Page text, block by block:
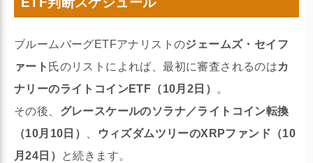
ブルームバーグETFアナリストのジェームズ・セイフ
ァート 氏のリストによれば、最初に審査されるのはカ
ナリーのライトコインETF（10月2日）
。
その後、 グレースケールのソラナ／ライトコイン転換
（10月10日）
ウィズダムツリーのXRPファンド（10
月24日）
と続きます。